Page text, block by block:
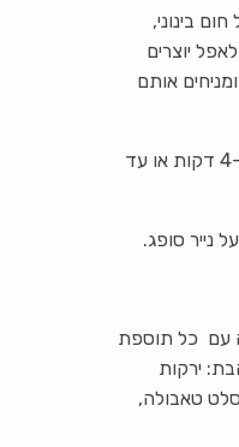
בינוני,
יוצרים
אותם
טגנו את הכדורים למשך 4-5 דקות או עד
נייר סופג.
עם כל תוספת
ירקות
טאבולה,